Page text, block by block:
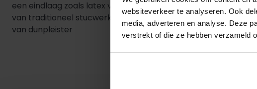
websiteverkeer te analyseren. Ook
media, adverteren en analyse. Deze
verstrekt of die ze hebben verzameld
een eindlaag zoals latex verfspuiten is het verschil niet meer
van traditioneel stucwerk. Het enige verschil wat u zal merken
van dunpleister